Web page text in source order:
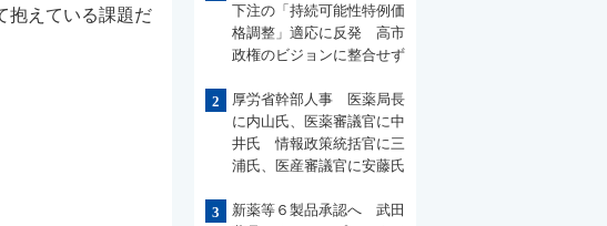
抱えている課題だ
下注の「持続可能性特例価
格調整」適応に反発 高市
政権のビジョンに整合せず
2
厚労省幹部人事 医薬局長
に内山氏、医薬審議官に中
井氏 情報政策統括官に三
浦氏、医産審議官に安藤氏
3
新薬等６製品承認へ 武田